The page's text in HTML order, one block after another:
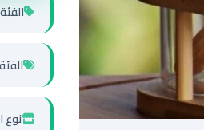
نوع